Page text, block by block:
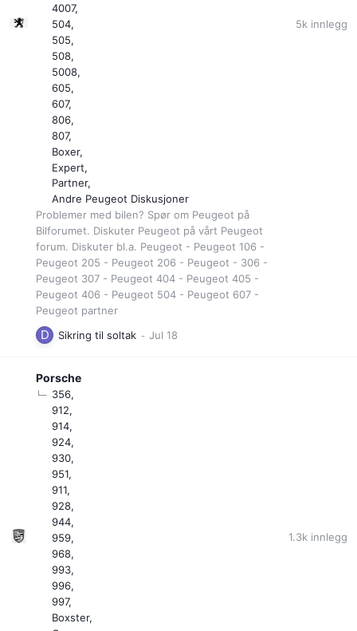
4007
504
505
508
5008
605
607
806
807
Boxer
Expert
Partner
Andre Peugeot Diskusjoner
Problemer med bilen? Spør om Peugeot på
Bilforumet. Diskuter Peugeot på vårt Peugeot
forum. Diskuter bl.a. Peugeot - Peugeot 106 -
Peugeot 205 - Peugeot 206 - Peugeot - 306 -
Peugeot 307 - Peugeot 404 - Peugeot 405 -
Peugeot 406 - Peugeot 504 - Peugeot 607 -
Peugeot partner
5k innlegg
Sikring til soltak
Porsche
356
912
914
924
930
951
911
928
944
959
968
993
996
997
Boxster
1.3k innlegg